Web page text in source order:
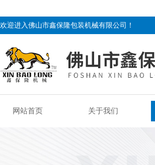
欢迎进入佛山市鑫保隆包装机械有限公司！
网站首页 关于我们